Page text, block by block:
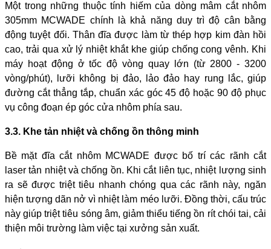
Một trong những thuộc tính hiếm của dòng mâm cắt nhôm
305mm MCWADE chính là khả năng duy trì độ cân bằng
động tuyệt đối. Thân đĩa được làm từ thép hợp kim đàn hồi
cao, trải qua xử lý nhiệt khắt khe giúp chống cong vênh. Khi
máy hoạt động ở tốc độ vòng quay lớn (từ 2800 - 3200
vòng/phút), lưỡi không bị đảo, lảo đảo hay rung lắc, giúp
đường cắt thẳng tắp, chuẩn xác góc 45 độ hoặc 90 độ phục
vụ công đoạn ép góc cửa nhôm phía sau.
3.3. Khe tản nhiệt và chống ồn thông minh
Bề mặt đĩa cắt nhôm MCWADE được bố trí các rãnh cắt
laser tản nhiệt và chống ồn. Khi cắt liên tục, nhiệt lượng sinh
ra sẽ được triệt tiêu nhanh chóng qua các rãnh này, ngăn
hiện tượng dãn nở vì nhiệt làm méo lưỡi. Đồng thời, cấu trúc
này giúp triệt tiêu sóng âm, giảm thiểu tiếng ồn rít chói tai, cải
thiện môi trường làm việc tại xưởng sản xuất.